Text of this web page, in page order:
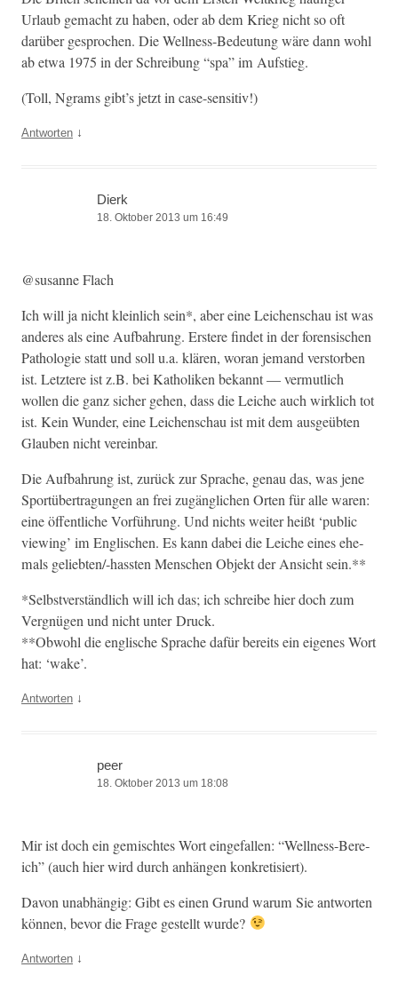
Urlaub gemacht zu haben, oder ab dem Krieg nicht so oft
darüber gesprochen. Die Well­ness-Bedeu­tung wäre dann wohl
ab etwa 1975 in der Schrei­bung “spa” im Aufstieg.
(Toll, Ngrams gibt’s jet­zt in case-sensitiv!)
Antworten ↓
Dierk
18. Oktober 2013 um 16:49
@susanne Flach
Ich will ja nicht klein­lich sein*, aber eine Leichen­schau ist was
anderes als eine Auf­bahrung. Erstere find­et in der foren­sis­chen
Patholo­gie statt und soll u.a. klären, woran jemand ver­stor­ben
ist. Let­ztere ist z.B. bei Katho­liken bekan­nt — ver­mut­lich
wollen die ganz sich­er gehen, dass die Leiche auch wirk­lich tot
ist. Kein Wun­der, eine Leichen­schau ist mit dem aus­geübten
Glauben nicht vereinbar.
Die Auf­bahrung ist, zurück zur Sprache, genau das, was jene
Sportüber­tra­gun­gen an frei zugänglichen Orten für alle waren:
eine öffentliche Vor­führung. Und nichts weit­er heißt ‘pub­lic
view­ing’ im Englis­chen. Es kann dabei die Leiche eines ehe­
mals geliebten/-has­sten Men­schen Objekt der Ansicht sein.**
*Selb­stver­ständlich will ich das; ich schreibe hier doch zum
Vergnü­gen und nicht unter Druck.
**Obwohl die englis­che Sprache dafür bere­its ein eigenes Wort
hat: ‘wake’.
Antworten ↓
peer
18. Oktober 2013 um 18:08
Mir ist doch ein gemis­cht­es Wort einge­fall­en: “Well­ness-Bere­
ich” (auch hier wird durch anhän­gen konkretisiert).
Davon unab­hängig: Gibt es einen Grund warum Sie antworten
kön­nen, bevor die Frage gestellt wurde?
Antworten ↓